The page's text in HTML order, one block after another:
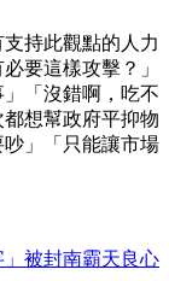
持此觀點的人力
要這樣攻擊？」
」「沒錯啊，吃不
想幫政府平抑物
」「只能讓市場
被封南霸天良心